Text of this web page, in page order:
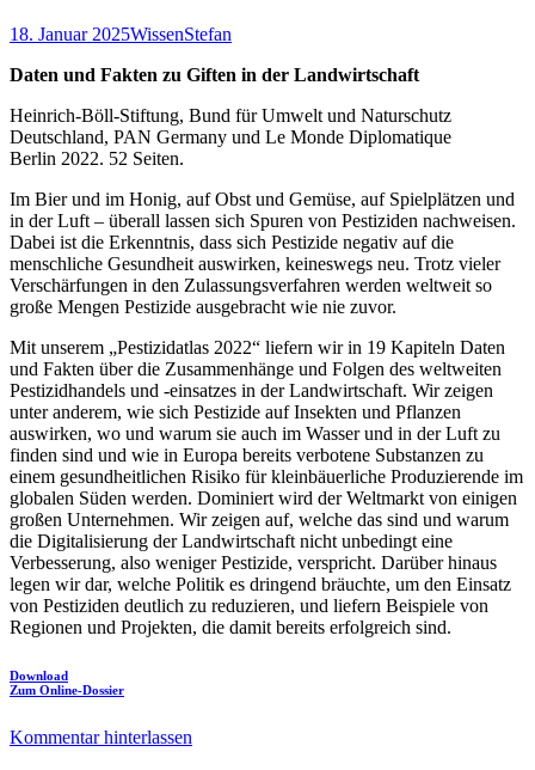
18. Januar 2025WissenStefan
Daten und Fakten zu Giften in der Landwirtschaft
Heinrich-Böll-Stiftung, Bund für Umwelt und Naturschutz
Deutschland, PAN Germany und Le Monde Diplomatique
Berlin 2022. 52 Seiten.
Im Bier und im Honig, auf Obst und Gemüse, auf Spielplätzen und
in der Luft – überall lassen sich Spuren von Pestiziden nachweisen.
Dabei ist die Erkenntnis, dass sich Pestizide negativ auf die
menschliche Gesundheit auswirken, keineswegs neu. Trotz vieler
Verschärfungen in den Zulassungsverfahren werden weltweit so
große Mengen Pestizide ausgebracht wie nie zuvor.
Mit unserem „Pestizidatlas 2022“ liefern wir in 19 Kapiteln Daten
und Fakten über die Zusammenhänge und Folgen des weltweiten
Pestizidhandels und -einsatzes in der Landwirtschaft. Wir zeigen
unter anderem, wie sich Pestizide auf Insekten und Pflanzen
auswirken, wo und warum sie auch im Wasser und in der Luft zu
finden sind und wie in Europa bereits verbotene Substanzen zu
einem gesundheitlichen Risiko für kleinbäuerliche Produzierende im
globalen Süden werden. Dominiert wird der Weltmarkt von einigen
großen Unternehmen. Wir zeigen auf, welche das sind und warum
die Digitalisierung der Landwirtschaft nicht unbedingt eine
Verbesserung, also weniger Pestizide, verspricht. Darüber hinaus
legen wir dar, welche Politik es dringend bräuchte, um den Einsatz
von Pestiziden deutlich zu reduzieren, und liefern Beispiele von
Regionen und Projekten, die damit bereits erfolgreich sind.
Download
Zum Online-Dossier
Kommentar hinterlassen